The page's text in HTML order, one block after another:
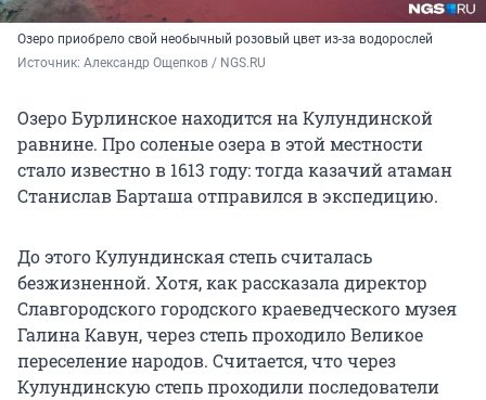
Озеро приобрело свой необычный розовый цвет из-за водорослей
Источник: Александр Ощепков / NGS.RU
Озеро Бурлинское находится на Кулундинской
равнине. Про соленые озера в этой местности
стало известно в 1613 году: тогда казачий атаман
Станислав Барташа отправился в экспедицию.
До этого Кулундинская степь считалась
безжизненной. Хотя, как рассказала директор
Славгородского городского краеведческого музея
Галина Кавун, через степь проходило Великое
переселение народов. Считается, что через
Кулундинскую степь проходили последователи